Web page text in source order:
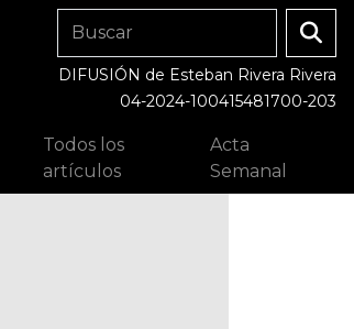
DIFUSIÓN de Esteban Rivera Rivera
04-2024-100415481700-203
Todos los
artículos
Acta
Semanal